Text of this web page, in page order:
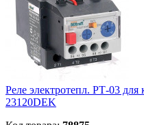
Реле электротепл. РТ-03
23120DEK